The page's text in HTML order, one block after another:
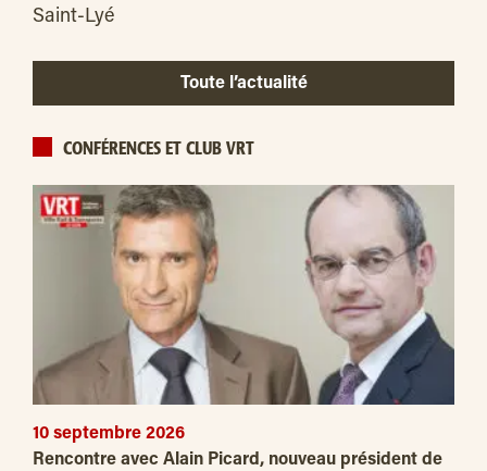
Saint-Lyé
Toute l’actualité
CONFÉRENCES ET CLUB VRT
10 septembre 2026
Rencontre avec Alain Picard, nouveau président de